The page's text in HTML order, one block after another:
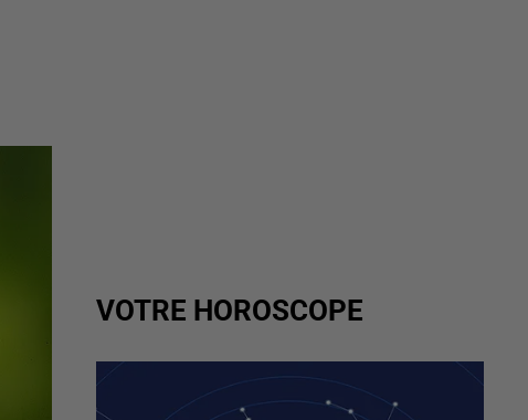
VOTRE HOROSCOPE